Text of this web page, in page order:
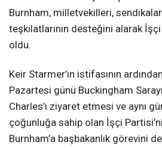
Burnham, milletvekilleri,
teşkilatlarının desteğini alarak
oldu.
Keir Starmer’ın istifasının
Pazartesi günü Buckingham
Charles’ı ziyaret etmesi ve aynı
çoğunluğa sahip olan İşçi
Burnham’a başbakanlık görevini